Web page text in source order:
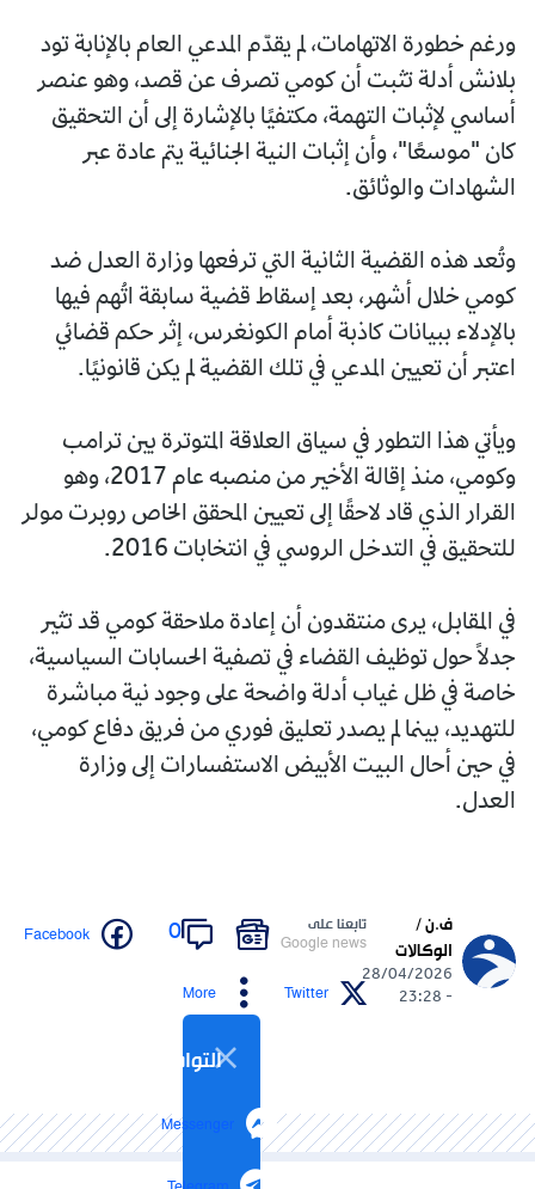
ورغم خطورة الاتهامات، لم يقدّم المدعي العام بالإنابة تود
بلانش أدلة تثبت أن كومي تصرف عن قصد، وهو عنصر
أساسي لإثبات التهمة، مكتفيًا بالإشارة إلى أن التحقيق
كان "موسعًا"، وأن إثبات النية الجنائية يتم عادة عبر
الشهادات والوثائق.
وتُعد هذه القضية الثانية التي ترفعها وزارة العدل ضد
كومي خلال أشهر، بعد إسقاط قضية سابقة اتُهم فيها
بالإدلاء ببيانات كاذبة أمام الكونغرس، إثر حكم قضائي
اعتبر أن تعيين المدعي في تلك القضية لم يكن قانونيًا.
ويأتي هذا التطور في سياق العلاقة المتوترة بين ترامب
وكومي، منذ إقالة الأخير من منصبه عام 2017، وهو
القرار الذي قاد لاحقًا إلى تعيين المحقق الخاص روبرت مولر
للتحقيق في التدخل الروسي في انتخابات 2016.
في المقابل، يرى منتقدون أن إعادة ملاحقة كومي قد تثير
جدلًا حول توظيف القضاء في تصفية الحسابات السياسية،
خاصة في ظل غياب أدلة واضحة على وجود نية مباشرة
للتهديد، بينما لم يصدر تعليق فوري من فريق دفاع كومي،
في حين أحال البيت الأبيض الاستفسارات إلى وزارة
العدل.
ف.ن /
الوكالات
28/04/2026
- 23:28
تابعنا على
Google news
0
Facebook
Twitter
More
التواصل الاجتماعي
Messenger